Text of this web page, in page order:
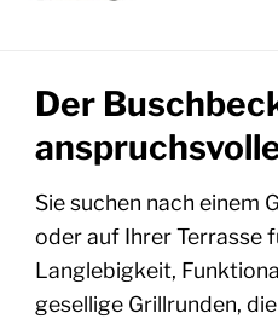
Der
Sie suchen nach einem
oder auf Ihrer Terrasse
Langlebigkeit,
gesellige Grillrunden,